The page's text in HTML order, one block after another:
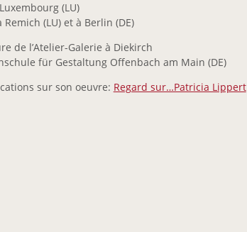
(LU)
(LU) et à Berlin (DE)
de l’Atelier-Galerie à Diekirch
für Gestaltung Offenbach am Main (DE)
sur son oeuvre: Regard sur…Patricia Lippert